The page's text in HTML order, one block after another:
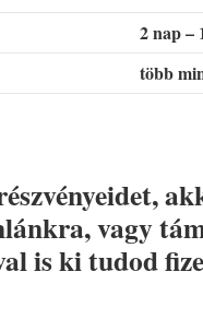
2 nap –
több
vagy
is ki tudod